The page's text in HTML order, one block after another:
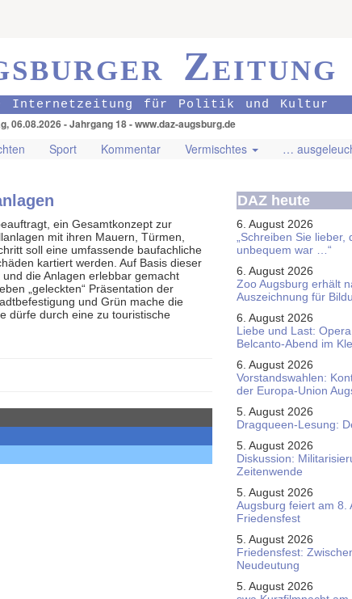
Zeitung
Internetzeitung für Politik und Kultur
06.08.2026 - Jahrgang 18 - www.daz-augsburg.de
Sport Kommentar Vermischtes …
ein Gesamtkonzept zur
mit ihren Mauern, Türmen,
soll eine umfassende baufachliche
kartiert werden. Auf Basis dieser
die Anlagen erlebbar gemacht
„geleckten“ Präsentation der
und Grün mache die
dürfe durch eine zu touristische
DAZ heute
6. August 2026
„Schreiben Sie
unbequem war …“
6. August 2026
Zoo Augsburg erhält
Auszeichnung für
6. August 2026
Liebe und Last:
Belcanto-Abend im
6. August 2026
Vorstandswahlen:
der Europa-Union
5. August 2026
Dragqueen-Lesung:
5. August 2026
Diskussion:
Zeitenwende
5. August 2026
Augsburg feiert am 8.
Friedensfest
5. August 2026
Friedensfest:
Neudeutung
5. August 2026